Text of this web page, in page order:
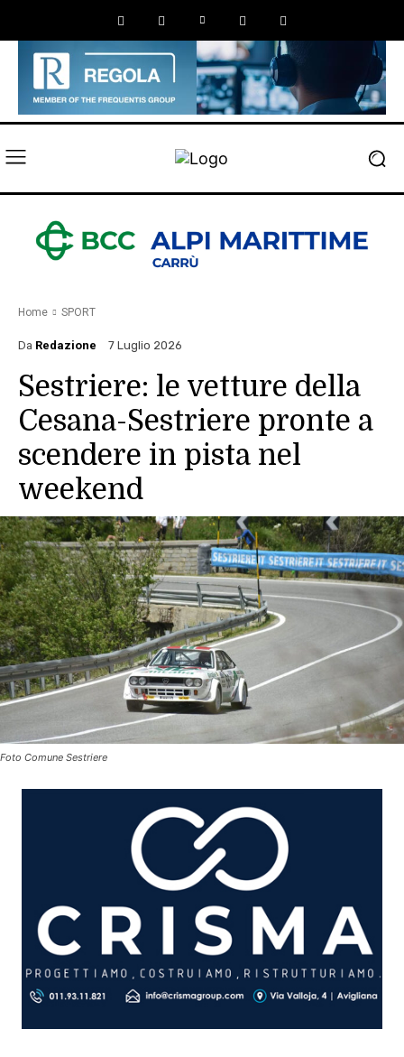
Home SPORT
Da Redazione 7 Luglio 2026
Sestriere: le vetture della
Cesana-Sestriere pronte a
scendere in pista nel
weekend
Foto Comune Sestriere